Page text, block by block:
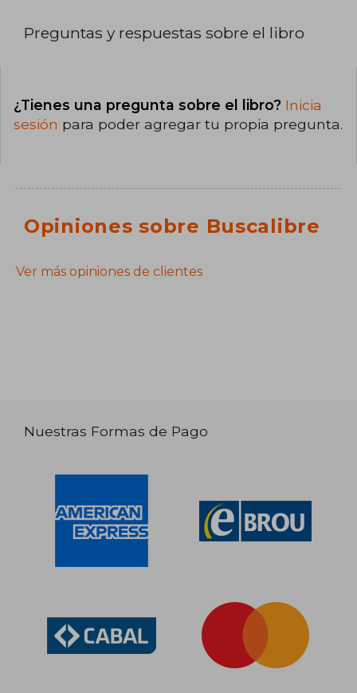
Preguntas y respuestas sobre el libro
¿Tienes una pregunta sobre el libro? Inicia
sesión para poder agregar tu propia pregunta.
Opiniones sobre Buscalibre
Ver más opiniones de clientes
Nuestras Formas de Pago